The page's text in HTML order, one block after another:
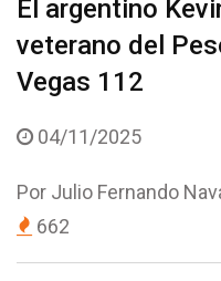
El argentino
veterano del
Vegas 112
04/11/2025
Por Julio Fernando
662